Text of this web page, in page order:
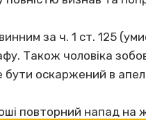
за ч. 1 ст. 125
Також чоловіка
оскаржений в
повторний напад на